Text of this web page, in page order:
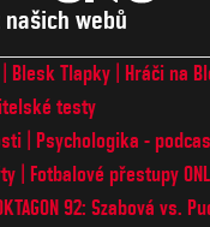
webů
Blesk Tlapky Hráči na
testy
Psychologika -
Fotbalové přestupy
92: Szabová vs.